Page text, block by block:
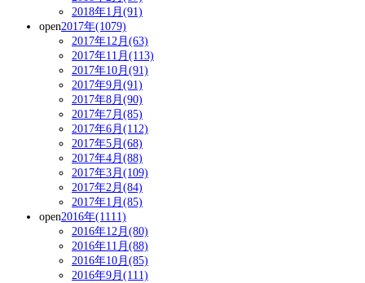
2018年1月(91)
open2017年(1079)
2017年12月(63)
2017年11月(113)
2017年10月(91)
2017年9月(91)
2017年8月(90)
2017年7月(85)
2017年6月(112)
2017年5月(68)
2017年4月(88)
2017年3月(109)
2017年2月(84)
2017年1月(85)
open2016年(1111)
2016年12月(80)
2016年11月(88)
2016年10月(85)
2016年9月(111)